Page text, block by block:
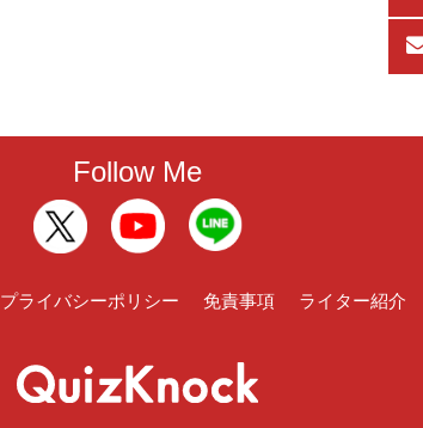
Follow Me
プライバシーポリシー 免責事項 ライター紹介